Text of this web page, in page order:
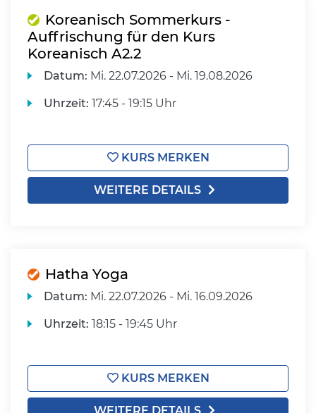
Koreanisch Sommerkurs -
Auffrischung für den Kurs
Koreanisch A2.2
Datum: Mi. 22.07.2026 - Mi. 19.08.2026
Uhrzeit: 17:45 - 19:15 Uhr
KURS MERKEN
WEITERE DETAILS
Hatha Yoga
Datum: Mi. 22.07.2026 - Mi. 16.09.2026
Uhrzeit: 18:15 - 19:45 Uhr
KURS MERKEN